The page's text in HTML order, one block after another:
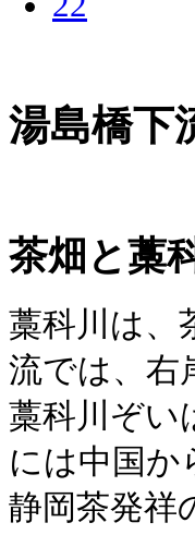
湯島橋下
茶畑と藁
藁科川は、
流では、右
藁科川ぞい
には中国か
静岡茶発祥